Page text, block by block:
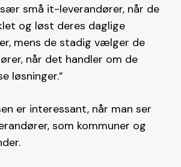
små it-leverandører, når de
og løst deres daglige
mens de stadig vælger de
når det handler om de
løsninger.”
er interessant, når man ser
som kommuner og